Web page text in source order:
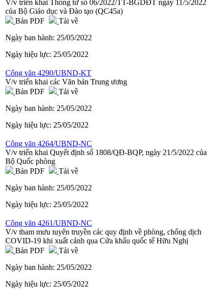
V/v triển khai Thông tư số 06/2022/TT-BGDĐT ngày 11/5/2022
của Bộ Giáo dục và Đào tạo (QC45a)
Bản PDF
Tải về
Ngày ban hành: 25/05/2022
Ngày hiệu lực: 25/05/2022
Công văn 4290/UBND-KT
V/v triển khai các Văn bản Trung ương
Bản PDF
Tải về
Ngày ban hành: 25/05/2022
Ngày hiệu lực: 25/05/2022
Công văn 4264/UBND-NC
V/v triển khai Quyết định số 1808/QĐ-BQP, ngày 21/5/2022 của
Bộ Quốc phòng
Bản PDF
Tải về
Ngày ban hành: 25/05/2022
Ngày hiệu lực: 25/05/2022
Công văn 4261/UBND-NC
V/v tham mưu tuyên truyền các quy định về phòng, chống dịch
COVID-19 khi xuất cảnh qua Cửa khẩu quốc tế Hữu Nghị
Bản PDF
Tải về
Ngày ban hành: 25/05/2022
Ngày hiệu lực: 25/05/2022